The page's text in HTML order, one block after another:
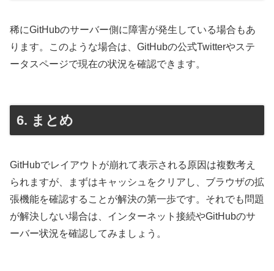
稀にGitHubのサーバー側に障害が発生している場合もあ
ります。このような場合は、GitHubの公式Twitterやステ
ータスページで現在の状況を確認できます。
6. まとめ
GitHubでレイアウトが崩れて表示される原因は複数考え
られますが、まずはキャッシュをクリアし、ブラウザの拡
張機能を確認することが解決の第一歩です。それでも問題
が解決しない場合は、インターネット接続やGitHubのサ
ーバー状況を確認してみましょう。